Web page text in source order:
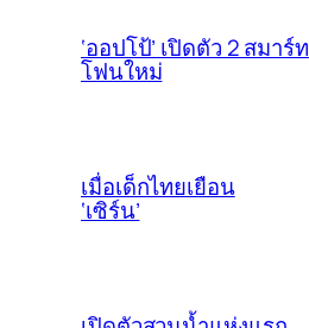
‘ออปโป้’ เปิดตัว 2 สมาร์ท
โฟนใหม่
เมื่อเด็กไทยเยือน
‘เซิร์น’